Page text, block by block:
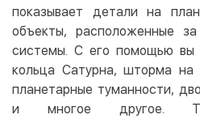
Мгновенная рассрочка
Оплата частями (Приватбанк)
Покупка частями (Монобанк)
показывает детали на
объекты, расположенные
системы. С его помощью вы
кольца Сатурна, шторма
планетарные туманности,
и многое другое.